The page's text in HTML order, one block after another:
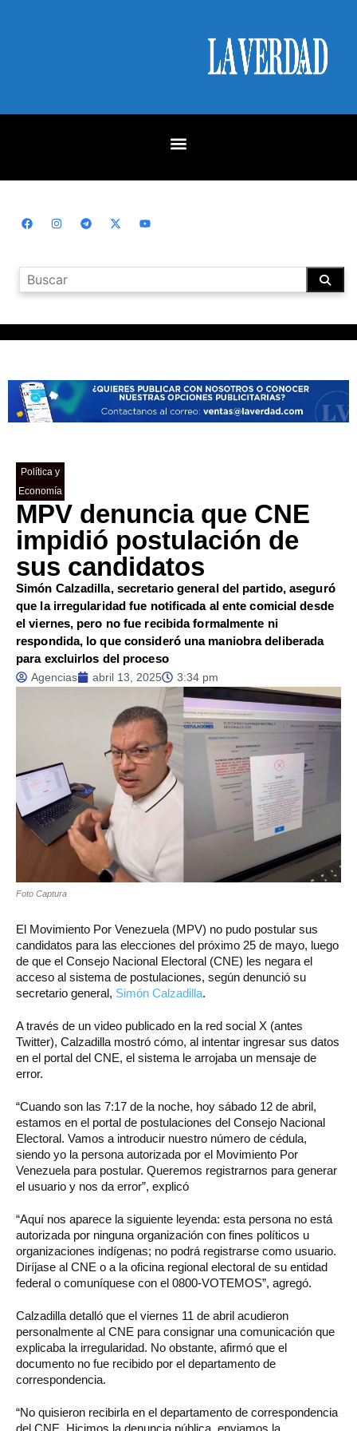
Política y
Economía
MPV denuncia que CNE
impidió postulación de
sus candidatos
Simón Calzadilla, secretario general del partido, aseguró
que la irregularidad fue notificada al ente comicial desde
el viernes, pero no fue recibida formalmente ni
respondida, lo que consideró una maniobra deliberada
para excluirlos del proceso
Agencias abril 13, 2025 3:34 pm
Foto Captura
El Movimiento Por Venezuela (MPV) no pudo postular sus
candidatos para las elecciones del próximo 25 de mayo, luego
de que el Consejo Nacional Electoral (CNE) les negara el
acceso al sistema de postulaciones, según denunció su
secretario general, Simón Calzadilla.
A través de un video publicado en la red social X (antes
Twitter), Calzadilla mostró cómo, al intentar ingresar sus datos
en el portal del CNE, el sistema le arrojaba un mensaje de
error.
“Cuando son las 7:17 de la noche, hoy sábado 12 de abril,
estamos en el portal de postulaciones del Consejo Nacional
Electoral. Vamos a introducir nuestro número de cédula,
siendo yo la persona autorizada por el Movimiento Por
Venezuela para postular. Queremos registrarnos para generar
el usuario y nos da error”, explicó
“Aquí nos aparece la siguiente leyenda: esta persona no está
autorizada por ninguna organización con fines políticos u
organizaciones indígenas; no podrá registrarse como usuario.
Diríjase al CNE o a la oficina regional electoral de su entidad
federal o comuníquese con el 0800-VOTEMOS”, agregó.
Calzadilla detalló que el viernes 11 de abril acudieron
personalmente al CNE para consignar una comunicación que
explicaba la irregularidad. No obstante, afirmó que el
documento no fue recibido por el departamento de
correspondencia.
“No quisieron recibirla en el departamento de correspondencia
del CNE. Hicimos la denuncia pública, enviamos la